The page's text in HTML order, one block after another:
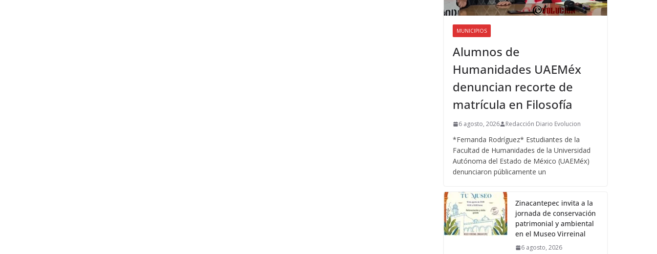
MUNICIPIOS
Alumnos de
Humanidades UAEMéx
denuncian recorte de
matrícula en Filosofía
6 agosto, 2026 Redacción Diario Evolucion
*Fernanda Rodríguez* Estudiantes de la
Facultad de Humanidades de la Universidad
Autónoma del Estado de México (UAEMéx)
denunciaron públicamente un
Zinacantepec invita a la
jornada de conservación
patrimonial y ambiental
en el Museo Virreinal
6 agosto, 2026